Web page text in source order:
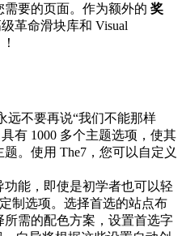
需要的页面。作为额外的 奖
革命滑块库和 Visual
远不要再说“我们不能那样
有 1000 多个主题选项，使其
。使用 The7，您可以自定义
功能，即使是初学者也可以轻
制选项。选择首选的站点布
所需的配色方案，设置首选字